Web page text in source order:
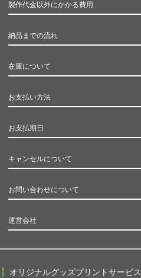
製作代金以外にかかる費用
納品までの流れ
在庫について
お支払い方法
お支払期日
キャンセルについて
お問い合わせについて
運営会社
オリジナルグッズプリントサービス